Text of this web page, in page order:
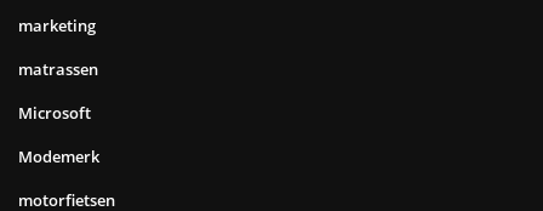
marketing
matrassen
Microsoft
Modemerk
motorfietsen